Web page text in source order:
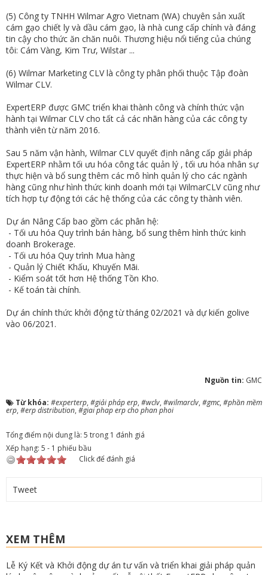
(5) Công ty TNHH Wilmar Agro Vietnam (WA) chuyên sản xuất
cám gạo chiết ly và dầu cám gạo, là nhà cung cấp chính và đáng
tin cậy cho thức ăn chăn nuôi. Thương hiệu nổi tiếng của chúng
tôi: Cám Vàng, Kim Trư, Wilstar ...
(6) Wilmar Marketing CLV là công ty phân phối thuộc Tập đoàn
Wilmar CLV.
ExpertERP được GMC triển khai thành công và chính thức vận
hành tại Wilmar CLV cho tất cả các nhãn hàng của các công ty
thành viên từ năm 2016.
Sau 5 năm vận hành, Wilmar CLV quyết định nâng cấp giải pháp
ExpertERP nhằm tối ưu hóa công tác quản lý , tối ưu hóa nhân sự
thực hiện và bổ sung thêm các mô hình quản lý cho các ngành
hàng cũng như hình thức kinh doanh mới tại WilmarCLV cũng như
tích hợp tự động tới các hệ thống của các công ty thành viên.
Dự án Nâng Cấp bao gồm các phân hệ:
- Tối ưu hóa Quy trình bán hàng, bổ sung thêm hình thức kinh
doanh Brokerage.
- Tối ưu hóa Quy trình Mua hàng
- Quản lý Chiết Khấu, Khuyến Mãi.
- Kiểm soát tốt hơn Hệ thống Tồn Kho.
- Kế toán tài chính.
Dự án chính thức khởi động từ tháng 02/2021 và dự kiến golive
vào 06/2021.
Nguồn tin: GMC
Từ khóa: #experterp, #giải pháp erp, #wclv, #wilmarclv, #gmc, #phần mềm
erp, #erp distribution, #giai phap erp cho phan phoi
Tổng điểm nội dung là: 5 trong 1 đánh giá
Xếp hạng: 5 - 1 phiếu bầu
Click để đánh giá
Tweet
XEM THÊM
Lễ Ký Kết và Khởi động dự án tư vấn và triển khai giải pháp quản